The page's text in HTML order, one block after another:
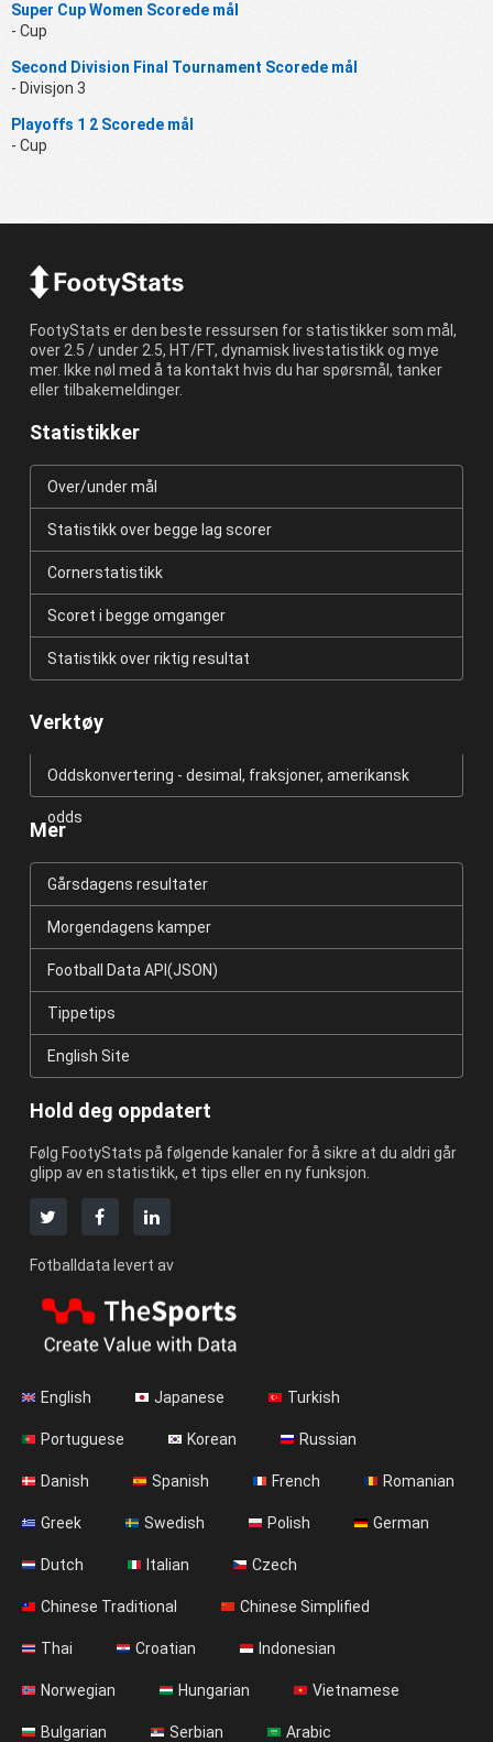
Super Cup Women Scorede mål
- Cup
Second Division Final Tournament Scorede mål
- Divisjon 3
Playoffs 1 2 Scorede mål
- Cup
FootyStats er den beste ressursen for statistikker som mål,
over 2.5 / under 2.5, HT/FT, dynamisk livestatistikk og mye
mer. Ikke nøl med å ta kontakt hvis du har spørsmål, tanker
eller tilbakemeldinger.
Statistikker
Over/under mål
Statistikk over begge lag scorer
Cornerstatistikk
Scoret i begge omganger
Statistikk over riktig resultat
Verktøy
Oddskonvertering - desimal, fraksjoner, amerikansk
odds
Mer
Gårsdagens resultater
Morgendagens kamper
Football Data API(JSON)
Tippetips
English Site
Hold deg oppdatert
Følg FootyStats på følgende kanaler for å sikre at du aldri går
glipp av en statistikk, et tips eller en ny funksjon.
Fotballdata levert av
English Japanese Turkish
Portuguese Korean Russian
Danish Spanish French Romanian
Greek Swedish Polish German
Dutch Italian Czech
Chinese Traditional Chinese Simplified
Thai Croatian Indonesian
Norwegian Hungarian Vietnamese
Bulgarian Serbian Arabic